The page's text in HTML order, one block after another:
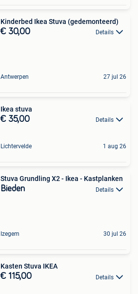
Kinderbed Ikea Stuva (gedemonteerd)
€ 30,00 Details
Antwerpen 27 jul 26
Ikea stuva
€ 35,00 Details
Lichtervelde 1 aug 26
Stuva Grundling X2 - Ikea - Kastplanken
Bieden Details
Izegem 30 jul 26
Kasten Stuva IKEA
€ 115,00 Details